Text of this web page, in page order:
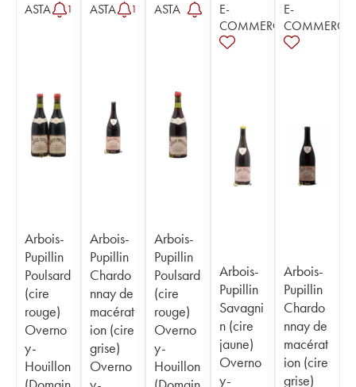
ASTA 1
Arbois-
Pupillin
Poulsard
(cire
rouge)
Overno
y-
Houillon
ASTA 1
Arbois-
Pupillin
Chardo
nnay de
macérat
ion (cire
grise)
Overno
ASTA
Arbois-
Pupillin
Poulsard
(cire
rouge)
Overno
y-
Houillon
E-
COMMERCE
Arbois-
Pupillin
Savagni
n (cire
jaune)
Overno
y-
E-
COMMERCE
Arbois-
Pupillin
Chardo
nnay de
macérat
ion (cire
grise)